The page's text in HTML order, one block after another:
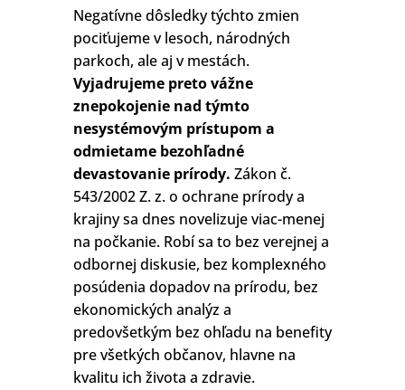
Negatívne dôsledky týchto zmien
pociťujeme v lesoch, národných
parkoch, ale aj v mestách.
Vyjadrujeme preto vážne
znepokojenie nad týmto
nesystémovým prístupom a
odmietame bezohľadné
devastovanie prírody. Zákon č.
543/2002 Z. z. o ochrane prírody a
krajiny sa dnes novelizuje viac-menej
na počkanie. Robí sa to bez verejnej a
odbornej diskusie, bez komplexného
posúdenia dopadov na prírodu, bez
ekonomických analýz a
predovšetkým bez ohľadu na benefity
pre všetkých občanov, hlavne na
kvalitu ich života a zdravie.